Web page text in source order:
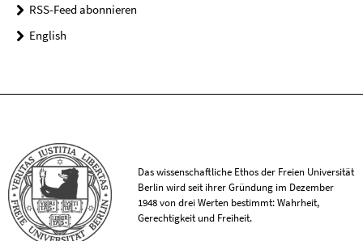
RSS-Feed abonnieren
English
Das wissenschaftliche Ethos der Freien Universität
Berlin wird seit ihrer Gründung im Dezember
1948 von drei Werten bestimmt: Wahrheit,
Gerechtigkeit und Freiheit.